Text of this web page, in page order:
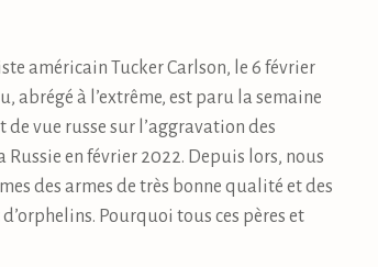
américain Tucker Carlson, le 6 février
abrégé à l’extrême, est paru la semaine
vue russe sur l’aggravation des
en février 2022. Depuis lors, nous
des armes de très bonne qualité et des
Pourquoi tous ces pères et